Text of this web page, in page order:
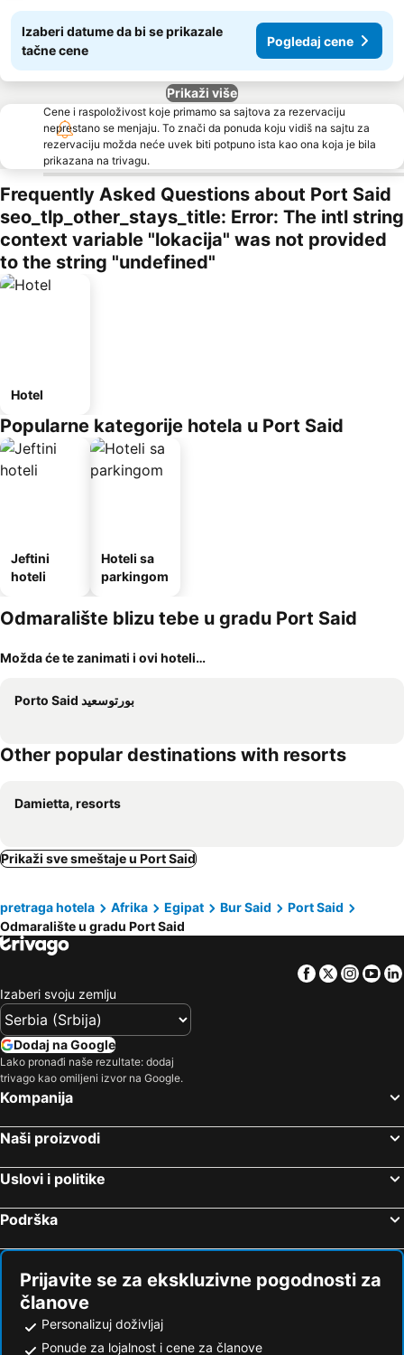
Izaberi datume da bi se prikazale
tačne cene
Pogledaj cene
Prikaži više
Cene i raspoloživost koje primamo sa sajtova za rezervaciju
neprestano se menjaju. To znači da ponuda koju vidiš na sajtu za
rezervaciju možda neće uvek biti potpuno ista kao ona koja je bila
prikazana na trivagu.
Frequently Asked Questions about Port Said
seo_tlp_other_stays_title: Error: The intl string
context variable "lokacija" was not provided
to the string "undefined"
Hotel
Popularne kategorije hotela u Port Said
Jeftini
hoteli
Hoteli sa
parkingom
Odmaralište blizu tebe u gradu Port Said
Možda će te zanimati i ovi hoteli…
بورتوسعيد Porto Said
Other popular destinations with resorts
Damietta, resorts
Prikaži sve smeštaje u Port Said
pretraga hotela Afrika Egipat Bur Said
Port Said
Odmaralište u gradu Port Said
Facebook
Twitter
Izaberi svoju zemlju
Dodaj na Google
Lako pronađi naše rezultate: dodaj
trivago kao omiljeni izvor na Google.
Kompanija
Naši proizvodi
Uslovi i politike
Podrška
Prijavite se za ekskluzivne pogodnosti za
članove
Personalizuj doživljaj
Ponude za lojalnost i cene za članove